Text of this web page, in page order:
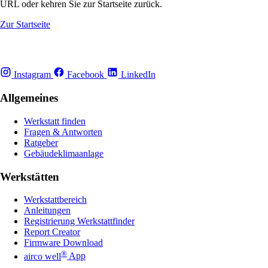
URL oder kehren Sie zur Startseite zurück.
Zur Startseite
Instagram Facebook LinkedIn
Allgemeines
Werkstatt finden
Fragen & Antworten
Ratgeber
Gebäudeklimaanlage
Werkstätten
Werkstattbereich
Anleitungen
Registrierung Werkstattfinder
Report Creator
Firmware Download
airco well® App